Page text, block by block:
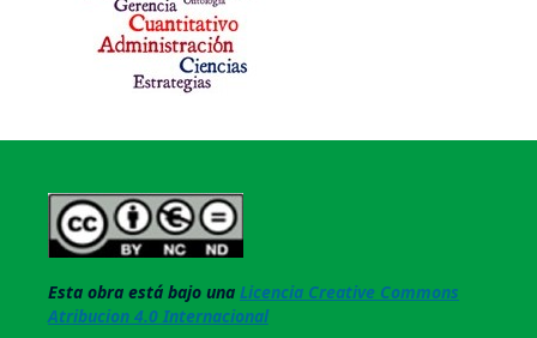
Esta obra está bajo una Licencia Creative Commons
Atribucion 4.0 Internacional